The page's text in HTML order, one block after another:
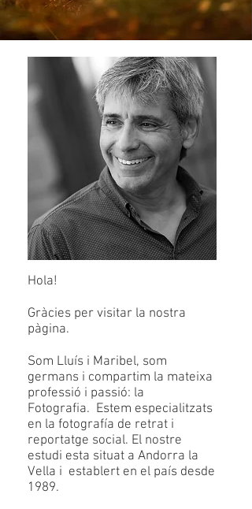
Hola!
Gràcies per visitar la nostra
pàgina.
Som Lluís i Maribel, som
germans i compartim la mateixa
professió i passió: la
Fotografia. Estem especialitzats
en la fotografía de retrat i
reportatge social. El nostre
estudi esta situat a Andorra la
Vella i establert en el país desde
1989.